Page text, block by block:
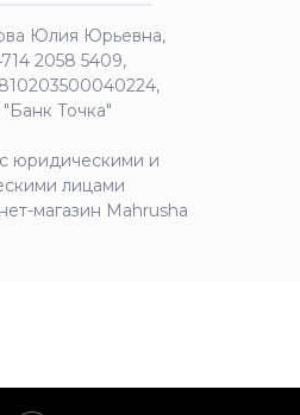
юридическими и
лицами
магазин Mahrusha
Юлия Юрьевна,
2058 5409,
Точка"